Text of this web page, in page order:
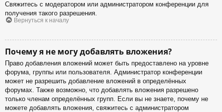
Свяжитесь с модератором или администратором конференции для
получения такого разрешения.
Вернуться к началу
Почему я не могу добавлять вложения?
Право добавления вложений может быть предоставлено на уровне
форума, группы или пользователя. Администратор конференции
может не разрешить добавление вложений в определённых
форумах. Также возможно, что добавлять вложения разрешено
только членам определённых групп. Если вы не знаете, почему не
можете добавлять вложения, свяжитесь с администратором